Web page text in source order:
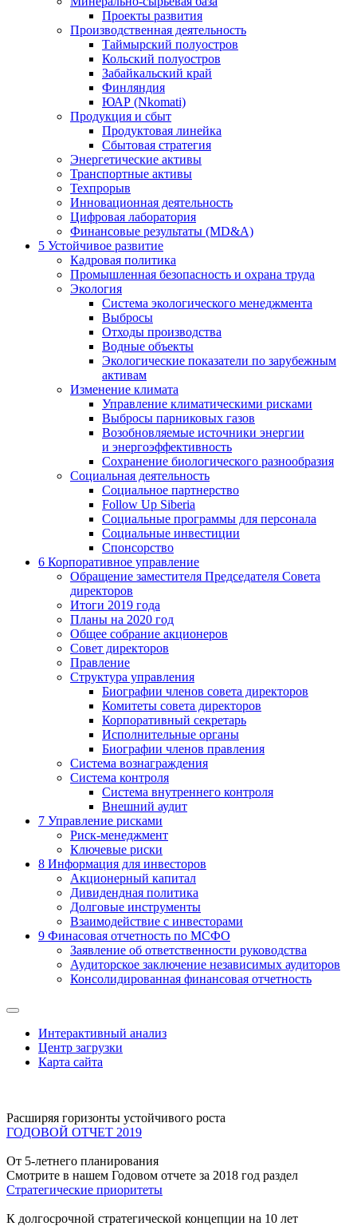
Проекты развития
Производственная деятельность
Таймырский полуостров
Кольский полуостров
Забайкальский край
Финляндия
ЮАР (Nkomati)
Продукция и сбыт
Продуктовая линейка
Сбытовая стратегия
Энергетические активы
Транспортные активы
Техпрорыв
Инновационная деятельность
Цифровая лаборатория
Финансовые результаты (MD&A)
5 Устойчивое развитие
Кадровая политика
Промышленная безопасность и охрана труда
Экология
Система экологического менеджмента
Выбросы
Отходы производства
Водные объекты
Экологические показатели по зарубежным
активам
Изменение климата
Управление климатическими рисками
Выбросы парниковых газов
Возобновляемые источники энергии
и энергоэффективность
Сохранение биологического разнообразия
Социальная деятельность
Социальное партнерство
Follow Up Siberia
Социальные программы для персонала
Социальные инвестиции
Спонсорство
6 Корпоративное управление
Обращение заместителя Председателя Совета
директоров
Итоги 2019 года
Планы на 2020 год
Общее собрание акционеров
Совет директоров
Правление
Структура управления
Биографии членов совета директоров
Комитеты совета директоров
Корпоративный секретарь
Исполнительные органы
Биографии членов правления
Система вознаграждения
Система контроля
Система внутреннего контроля
Внешний аудит
7 Управление рисками
Риск-менеджмент
Ключевые риски
8 Информация для инвесторов
Акционерный капитал
Дивидендная политика
Долговые инструменты
Взаимодействие с инвеcторами
9 Финасовая отчетность по МСФО
Заявление об ответственности руководства
Аудиторское заключение независимых аудиторов
Консолидированная финансовая отчетность
Интерактивный анализ
Центр загрузки
Карта сайта
Расширяя горизонты устойчивого роста
ГОДОВОЙ ОТЧЕТ 2019
От 5-летнего планирования
Смотрите в нашем Годовом отчете за 2018 год раздел
Стратегические приоритеты
К долгосрочной стратегической концепции на 10 лет